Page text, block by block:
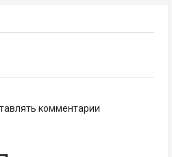
комментарии